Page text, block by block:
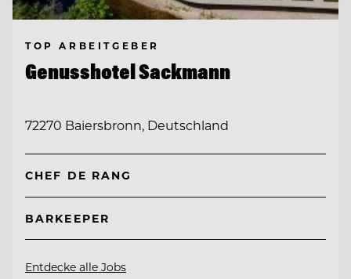
TOP ARBEITGEBER
Genusshotel Sackmann
72270 Baiersbronn, Deutschland
CHEF DE RANG
BARKEEPER
Entdecke alle Jobs